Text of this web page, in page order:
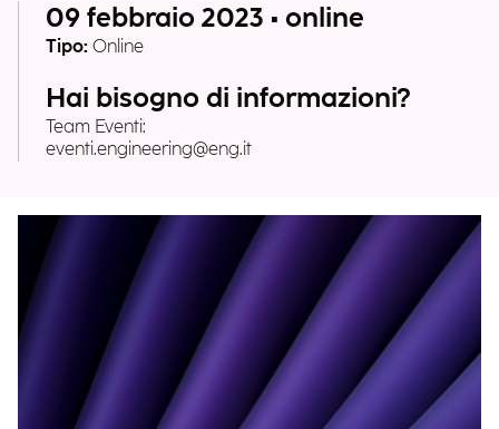
09 febbraio 2023 • online
Tipo: Online
Hai bisogno di informazioni?
Team Eventi:
eventi.engineering@eng.it